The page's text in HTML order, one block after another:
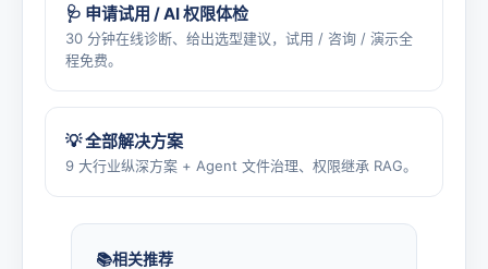
🩺 申请试用 / AI 权限体检
30 分钟在线诊断、给出选型建议，试用 / 咨询 / 演示全
程免费。
💡 全部解决方案
9 大行业纵深方案 + Agent 文件治理、权限继承 RAG。
相关推荐